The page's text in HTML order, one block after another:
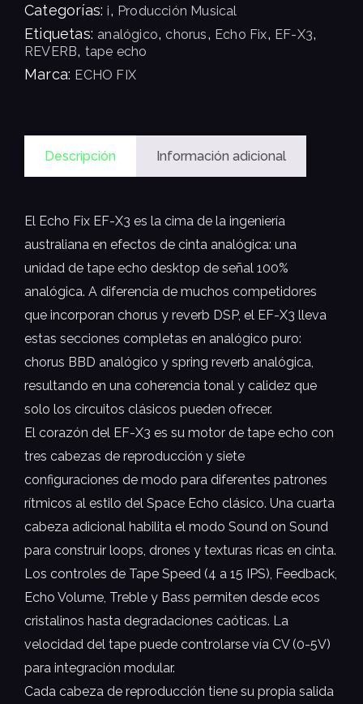
Categorías:i, Producción Musical
Etiquetas: analógico, chorus, Echo Fix, EF-X3,
REVERB, tape echo
Marca: ECHO FIX
Descripción Información adicional
El Echo Fix EF-X3 es la cima de la ingeniería
australiana en efectos de cinta analógica: una
unidad de tape echo desktop de señal 100%
analógica. A diferencia de muchos competidores
que incorporan chorus y reverb DSP, el EF-X3 lleva
estas secciones completas en analógico puro:
chorus BBD analógico y spring reverb analógica,
resultando en una coherencia tonal y calidez que
solo los circuitos clásicos pueden ofrecer.
El corazón del EF-X3 es su motor de tape echo con
tres cabezas de reproducción y siete
configuraciones de modo para diferentes patrones
rítmicos al estilo del Space Echo clásico. Una cuarta
cabeza adicional habilita el modo Sound on Sound
para construir loops, drones y texturas ricas en cinta.
Los controles de Tape Speed (4 a 15 IPS), Feedback,
Echo Volume, Treble y Bass permiten desde ecos
cristalinos hasta degradaciones caóticas. La
velocidad del tape puede controlarse vía CV (0-5V)
para integración modular.
Cada cabeza de reproducción tiene su propia salida